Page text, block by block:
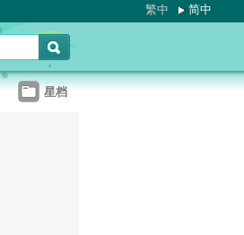
繁中 简中
星档